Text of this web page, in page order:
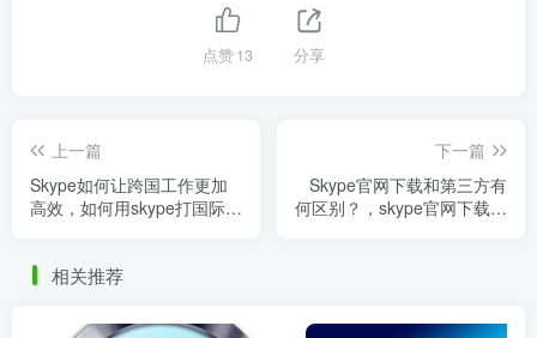
点赞13 分享
上一篇
Skype如何让跨国工作更加
高效，如何用skype打国际长
下一篇
Skype官网下载和第三方有
何区别？，skype官网下载线
相关推荐